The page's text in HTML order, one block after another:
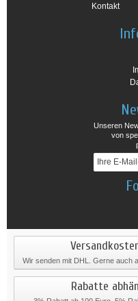
Kontakt
Unseren
von
Wir senden mit DHL. Gerne auch
Rabatte